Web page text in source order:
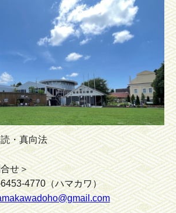
・真向法
せ＞
（ハマカワ）